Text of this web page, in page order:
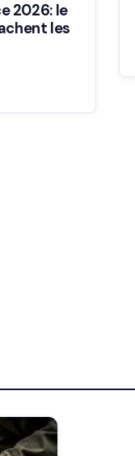
2026: le
les